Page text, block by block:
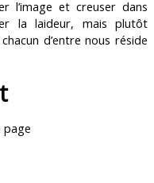
l’image et creuser dans
la laideur, mais plutôt
d’entre nous réside
page